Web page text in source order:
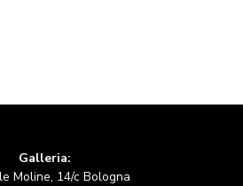
Galleria:
Moline, 14/c Bologna